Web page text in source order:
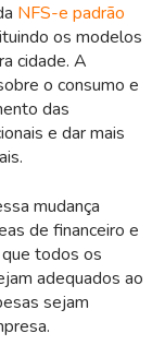
NFS-e padrão
os modelos
cidade. A
o consumo e
das
e dar mais
mudança
de financeiro e
todos os
adequados ao
sejam